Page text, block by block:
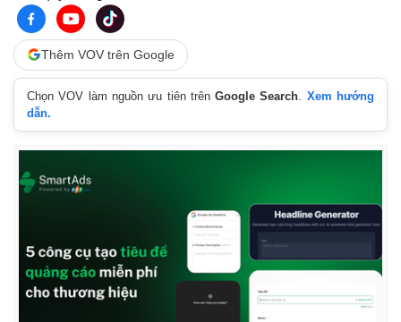
Thêm VOV trên Google
Chọn VOV làm nguồn ưu tiên trênGoogle Search
Xem hướng
dẫn.